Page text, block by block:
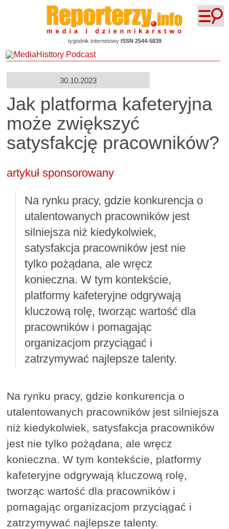
tygodnik internetowy ISSN 2544-5839
30.10.2023
Jak platforma kafeteryjna
może zwiększyć
satysfakcję pracowników?
artykuł sponsorowany
Na rynku pracy, gdzie konkurencja o
utalentowanych pracowników jest
silniejsza niż kiedykolwiek,
satysfakcja pracowników jest nie
tylko pożądana, ale wręcz
konieczna. W tym kontekście,
platformy kafeteryjne odgrywają
kluczową rolę, tworząc wartość dla
pracowników i pomagając
organizacjom przyciągać i
zatrzymywać najlepsze talenty.
Na rynku pracy, gdzie konkurencja o
utalentowanych pracowników jest silniejsza
niż kiedykolwiek, satysfakcja pracowników
jest nie tylko pożądana, ale wręcz
konieczna. W tym kontekście, platformy
kafeteryjne odgrywają kluczową rolę,
tworząc wartość dla pracowników i
pomagając organizacjom przyciągać i
zatrzymywać najlepsze talenty.